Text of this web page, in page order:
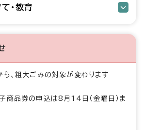
・教育
、粗大ごみの対象が変わります
商品券の申込は8月14日（金曜日）ま